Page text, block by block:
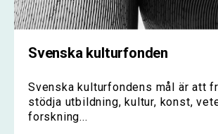
Svenska kulturfonden
Svenska kulturfondens mål är att
stödja utbildning, kultur, konst,
forskning...